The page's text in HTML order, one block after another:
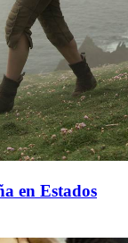
en Estados